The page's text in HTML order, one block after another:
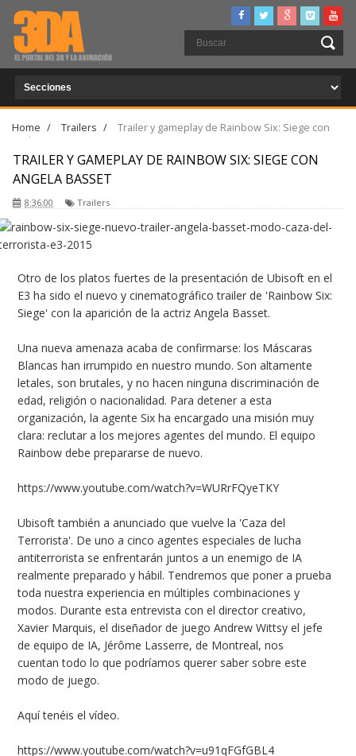
Home / Trailers /
Trailer y gameplay de Rainbow Six: Siege con
Angela Basset
TRAILER Y GAMEPLAY DE RAINBOW SIX: SIEGE CON
ANGELA BASSET
8:36:00 Trailers
Otro de los platos fuertes de la presentación de Ubisoft en el
E3 ha sido el nuevo y cinematográfico trailer de 'Rainbow Six:
Siege' con la aparición de la actriz Angela Basset.
Una nueva amenaza acaba de confirmarse: los Máscaras
Blancas han irrumpido en nuestro mundo. Son altamente
letales, son brutales, y no hacen ninguna discriminación de
edad, religión o nacionalidad. Para detener a esta
organización, la agente Six ha encargado una misión muy
clara: reclutar a los mejores agentes del mundo. El equipo
Rainbow debe prepararse de nuevo.
https://www.youtube.com/watch?v=WURrFQyeTKY
Ubisoft también a anunciado que vuelve la 'Caza del
Terrorista'. De uno a cinco agentes especiales de lucha
antiterrorista se enfrentarán juntos a un enemigo de IA
realmente preparado y hábil. Tendremos que poner a prueba
toda nuestra experiencia en múltiples combinaciones y
modos. Durante esta entrevista con el director creativo,
Xavier Marquis, el diseñador de juego Andrew Wittsy el jefe
de equipo de IA, Jérôme Lasserre, de Montreal, nos
cuentan todo lo que podríamos querer saber sobre este
modo de juego.
Aquí tenéis el vídeo.
https://www.youtube.com/watch?v=u91qFGfGBL4